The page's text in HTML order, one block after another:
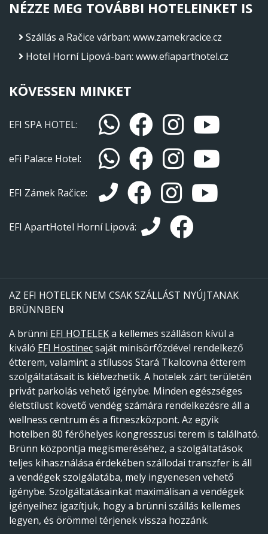
NÉZZE MEG TOVÁBBI HOTELEINKET IS
Szállás a Račice várban: www.zamekracice.cz
Hotel Horní Lipová-ban: www.efiaparthotel.cz
KÖVESSEN MINKET
EFI SPA HOTEL:
eFi Palace Hotel:
EFI Zámek Račice:
EFI ApartHotel Horní Lipová:
AZ EFI HOTELEK NEM CSAK SZÁLLÁST NYÚJTANAK
BRÜNNBEN
A brünni EFI HOTELEKa kellemes szálláson kívül a
kiváló EFI Hostinecsaját minisörfőzdével rendelkező
étterem, valamint a stílusos Stará Tkalcovna étterem
szolgáltatásait is kiélvezhetik. A hotelek zárt területén
privát parkolás vehető igénybe. Minden egészséges
életstílust követő vendég számára rendelkezésre áll a
wellness centrum és a fitneszközpont. Az egyik
hotelben 80 férőhelyes kongresszusi terem is található.
Brünn központja megismeréséhez, a szolgáltatások
teljes kihasználása érdekében szállodai transzfer is áll
a vendégek szolgálatába, mely ingyenesen vehető
igénybe. Szolgáltatásainkat maximálisan a vendégek
igényeihez igazítjuk, hogy a brünni szállás kellemes
legyen, és örömmel térjenek vissza hozzánk.